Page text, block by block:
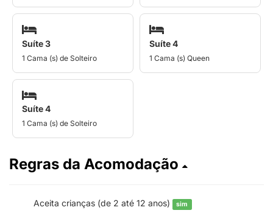
Suíte 3
1 Cama (s) de Solteiro
Suíte 4
1 Cama (s) Queen
Suíte 4
1 Cama (s) de Solteiro
Regras da Acomodação
Aceita crianças (de 2 até 12 anos) sim